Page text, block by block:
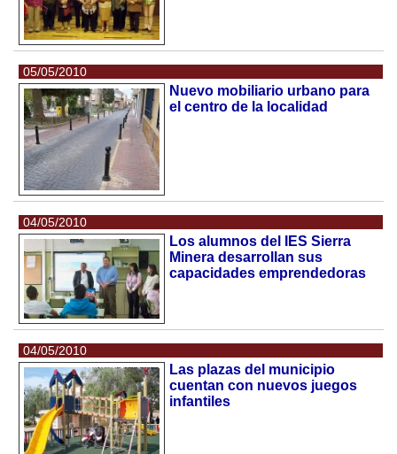
05/05/2010
Nuevo mobiliario urbano para
el centro de la localidad
04/05/2010
Los alumnos del IES Sierra
Minera desarrollan sus
capacidades emprendedoras
04/05/2010
Las plazas del municipio
cuentan con nuevos juegos
infantiles